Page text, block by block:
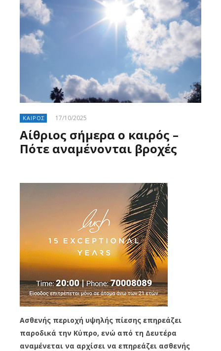
ΚΑΙΡΟΣ 17/10/2025
Αίθριος σήμερα ο καιρός –
Πότε αναμένονται βροχές
Ασθενής περιοχή υψηλής πίεσης επηρεάζει
παροδικά την Κύπρο, ενώ από τη Δευτέρα
αναμένεται να αρχίσει να επηρεάζει ασθενής